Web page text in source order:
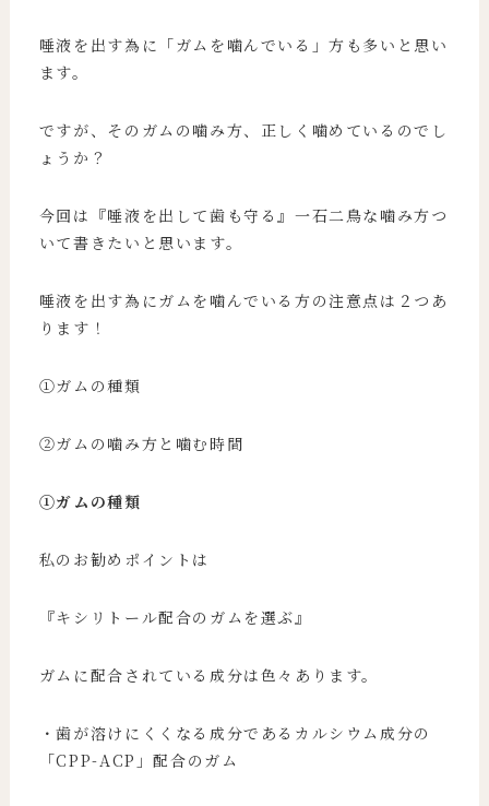
唾液を出す為に「ガムを噛んでいる」方も多いと思い
ます。
ですが、そのガムの噛み方、正しく噛めているのでし
ょうか？
今回は『唾液を出して歯も守る』一石二鳥な噛み方つ
いて書きたいと思います。
唾液を出す為にガムを噛んでいる方の注意点は２つあ
ります！
①ガムの種類
②ガムの噛み方と噛む時間
①ガムの種類
私のお勧めポイントは
『キシリトール配合のガムを選ぶ』
ガムに配合されている成分は色々あります。
・歯が溶けにくくなる成分であるカルシウム成分の
「CPP-ACP」配合のガム